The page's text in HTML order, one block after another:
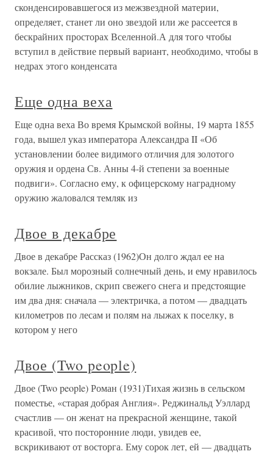
сконденсировавшегося из межзвездной материи,
определяет, станет ли оно звездой или же рассеется в
бескрайних просторах Вселенной.А для того чтобы
вступил в действие первый вариант, необходимо, чтобы в
недрах этого конденсата
Еще одна веха
Еще одна веха Во время Крымской войны, 19 марта 1855
года, вышел указ императора Александра II «Об
установлении более видимого отличия для золотого
оружия и ордена Св. Анны 4-й степени за военные
подвиги». Согласно ему, к офицерскому наградному
оружию жаловался темляк из
Двое в декабре
Двое в декабре Рассказ (1962)Он долго ждал ее на
вокзале. Был морозный солнечный день, и ему нравилось
обилие лыжников, скрип свежего снега и предстоящие
им два дня: сначала — электричка, а потом — двадцать
километров по лесам и полям на лыжах к поселку, в
котором у него
Двое (Two people)
Двое (Two people) Роман (1931)Тихая жизнь в сельском
поместье, «старая добрая Англия». Реджинальд Уэллард
счастлив — он женат на прекрасной женщине, такой
красивой, что посторонние люди, увидев ее,
вскрикивают от восторга. Ему сорок лет, ей — двадцать